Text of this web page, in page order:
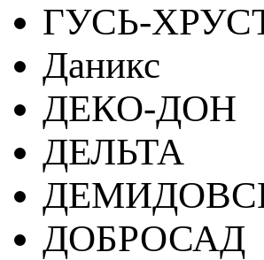
ГУСЬ-
Даникс
ДЕКО-ДОН
ДЕЛЬТА
ДОБРОСАД